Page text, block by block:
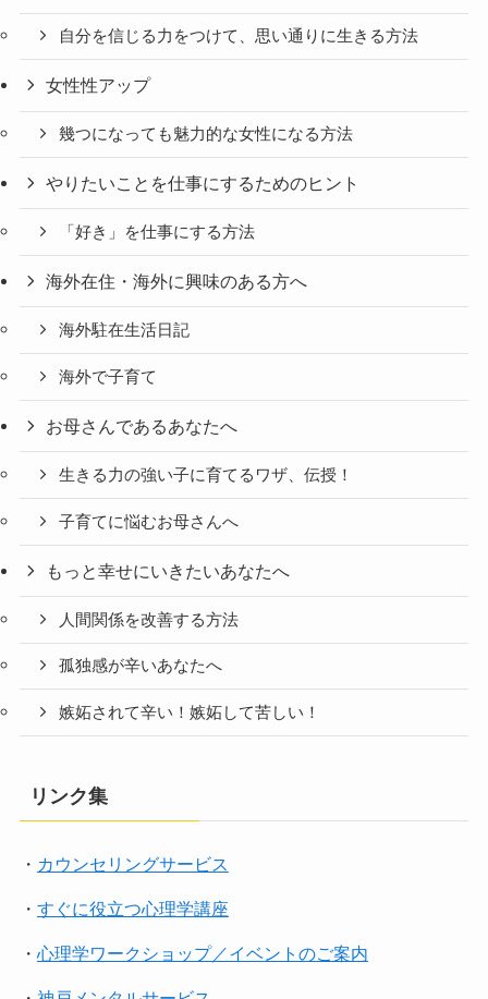
自分を信じる力をつけて、思い通りに生きる方法
女性性アップ
幾つになっても魅力的な女性になる方法
やりたいことを仕事にするためのヒント
「好き」を仕事にする方法
海外在住・海外に興味のある方へ
海外駐在生活日記
海外で子育て
お母さんであるあなたへ
生きる力の強い子に育てるワザ、伝授！
子育てに悩むお母さんへ
もっと幸せにいきたいあなたへ
人間関係を改善する方法
孤独感が辛いあなたへ
嫉妬されて辛い！嫉妬して苦しい！
リンク集
・ カウンセリングサービス
・ すぐに役立つ心理学講座
・ 心理学ワークショップ／イベントのご案内